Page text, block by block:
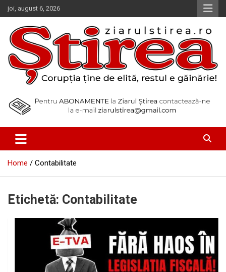
Skip
to
content
joi, august 6, 2026
Ziarul Știrea
Home Contabilitate
Etichetă: Contabilitate